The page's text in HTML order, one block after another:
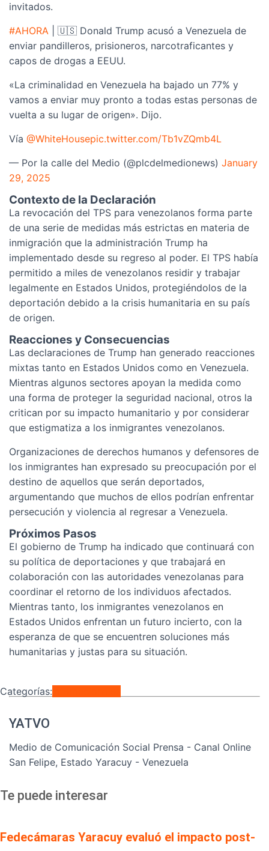
invitados.
#AHORA | 🇺🇸 Donald Trump acusó a Venezuela de
enviar pandilleros, prisioneros, narcotraficantes y
capos de drogas a EEUU.
«La criminalidad en Venezuela ha bajado un 77% y
vamos a enviar muy pronto a todas estas personas de
vuelta a su lugar de origen». Dijo.
Vía @WhiteHousepic.twitter.com/Tb1vZQmb4L
— Por la calle del Medio (@plcdelmedionews) January
29, 2025
Contexto de la Declaración
La revocación del TPS para venezolanos forma parte
de una serie de medidas más estrictas en materia de
inmigración que la administración Trump ha
implementado desde su regreso al poder. El TPS había
permitido a miles de venezolanos residir y trabajar
legalmente en Estados Unidos, protegiéndolos de la
deportación debido a la crisis humanitaria en su país
de origen.
Reacciones y Consecuencias
Las declaraciones de Trump han generado reacciones
mixtas tanto en Estados Unidos como en Venezuela.
Mientras algunos sectores apoyan la medida como
una forma de proteger la seguridad nacional, otros la
critican por su impacto humanitario y por considerar
que estigmatiza a los inmigrantes venezolanos.
Organizaciones de derechos humanos y defensores de
los inmigrantes han expresado su preocupación por el
destino de aquellos que serán deportados,
argumentando que muchos de ellos podrían enfrentar
persecución y violencia al regresar a Venezuela.
Próximos Pasos
El gobierno de Trump ha indicado que continuará con
su política de deportaciones y que trabajará en
colaboración con las autoridades venezolanas para
coordinar el retorno de los individuos afectados.
Mientras tanto, los inmigrantes venezolanos en
Estados Unidos enfrentan un futuro incierto, con la
esperanza de que se encuentren soluciones más
humanitarias y justas para su situación.
Categorías:
YATVO
Medio de Comunicación Social Prensa - Canal Online
San Felipe, Estado Yaracuy - Venezuela
Te puede interesar
Fedecámaras Yaracuy evaluó el impacto post-